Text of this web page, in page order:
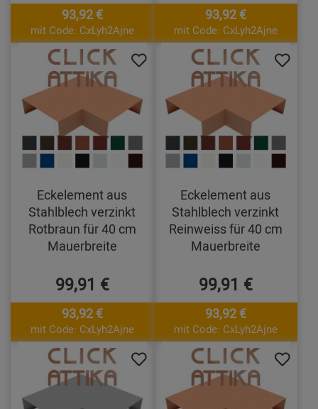
93,92 €
mit Code: CxLyh2Ajne
93,92 €
mit Code: CxLyh2Ajne
Eckelement aus
Stahlblech verzinkt
Rotbraun für 40 cm
Mauerbreite
99,91 €
93,92 €
mit Code: CxLyh2Ajne
Eckelement aus
Stahlblech verzinkt
Reinweiss für 40 cm
Mauerbreite
99,91 €
93,92 €
mit Code: CxLyh2Ajne